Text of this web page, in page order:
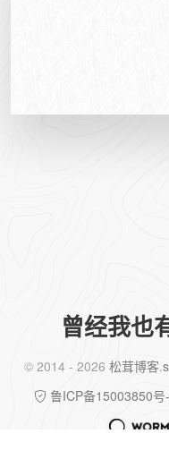
曾经我也
©️ 2014 - 2026 松茸博客.
鲁ICP备15003850号